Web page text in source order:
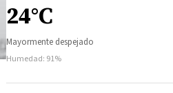
24°C
Mayormente despejado
Humedad: 91%